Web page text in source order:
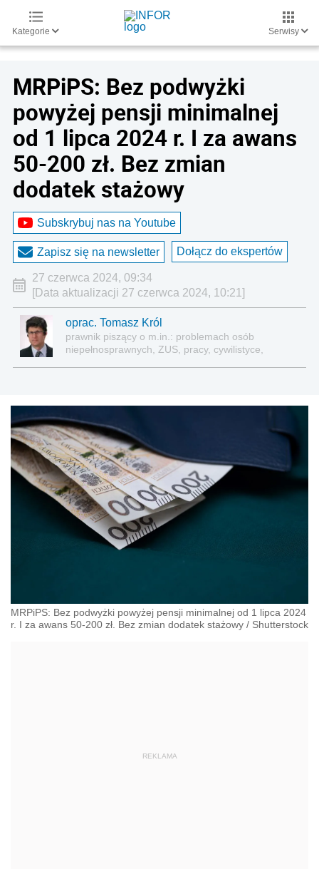
Kategorie Serwisy
MRPiPS: Bez podwyżki
powyżej pensji minimalnej
od 1 lipca 2024 r. I za awans
50-200 zł. Bez zmian
dodatek stażowy
Subskrybuj nas na Youtube
Zapisz się na newsletter Dołącz do ekspertów
27 czerwca 2024, 09:34
[Data aktualizacji 27 czerwca 2024, 10:21]
oprac. Tomasz Król
prawnik piszący o m.in.: problemach osób
niepełnosprawnych, ZUS, pracy, cywilistyce,
MRPiPS: Bez podwyżki powyżej pensji minimalnej od 1 lipca 2024
r. I za awans 50-200 zł. Bez zmian dodatek stażowy / Shutterstock